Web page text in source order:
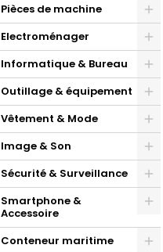
Pièces de machine
Electroménager
Informatique & Bureau
Outillage & équipement
Vêtement & Mode
Image & Son
Sécurité & Surveillance
Smartphone &
Accessoire
Conteneur maritime